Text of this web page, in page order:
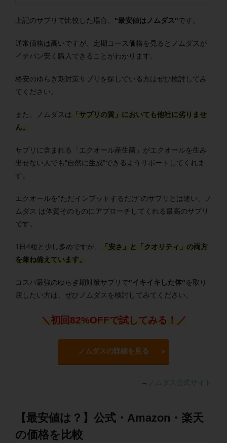
上記のサプリで比較した場合、 "最安値はノムダス"です。
通常価格は高いですが、定期コース価格を見るとノムダスが
イチバン安く購入できることがわかります。
格安のゆらぎ期対策サプリを探している方はぜひ検討してみ
てください。
また、ノムダスは
「サプリの質」においても他社に劣りませ
ん。
サプリに含まれる「エクオール産生菌」がエクオールを生み
出せない人でも"自然に生成"できるようサポートしてくれま
す。
エクオールを"ただインプットするだけ"のサプリとは違い、ノ
ムダス は体質そのものにアプローチしてくれる最高のサプリ
です。
1日4粒と少し多めですが、
「安さ」と「クオリティ」の両方
を兼ね備えています。
コスパ最強のゆらぎ期対策サプリで"イキイキした体"を取り
戻したい方は、ぜひノムダスを検討してみてください。
＼初回82%OFFで試してみる！／
ノムダスの詳細を見る
→ ノムダス公式サイト
【最安値は？】公式・Amazon・楽天
の価格を比較